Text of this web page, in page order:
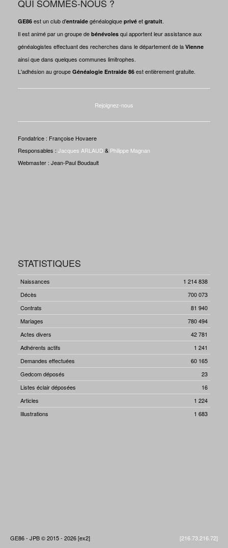
QUI SOMMES-NOUS ?
GE86 est un club d'entraide généalogique privé et gratuit.
Il est animé par un groupe de bénévoles qui apportent leur assistance aux
généalogistes effectuant des recherches dans le département de la Vienne
ainsi que dans quelques communes limitrophes.
L'adhésion au groupe Généalogie Entraide 86 est entièrement gratuite.
Rejoignez-nous
Fondatrice : Françoise Hovaere
Responsables : Jacques ARLAUD & Philippe Magnan
Webmaster : Jean-Paul Boudault
STATISTIQUES
Naissances
1 214 838
Décès
700 073
Contrats
81 940
Mariages
780 494
Actes divers
42 781
Adhérents actifs
1 241
Demandes effectuées
60 165
Gedcom déposés
23
Listes éclair déposées
16
Articles
1 224
Illustrations
1 683
GE86 - JPB © 2015 - 2026 [ex2] [216.73.216.72]